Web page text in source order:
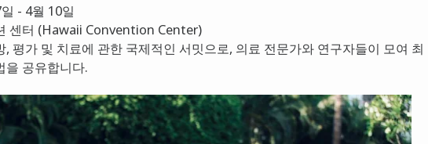
- 4월 10일
센터 (Hawaii Convention Center)
, 평가 및 치료에 관한 국제적인 서밋으로, 의료 전문가와 연구자들이 모여 최
을 공유합니다.